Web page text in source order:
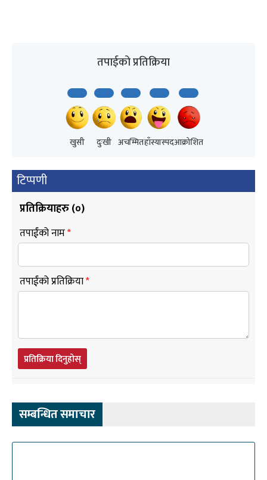
तपाईको प्रतिक्रिया
खुसी दुःखी अचम्मितहाँस्यास्पदआक्रोशित
टिप्पणी
प्रतिक्रियाहरु (०)
तपाईंको नाम*
तपाईंको प्रतिक्रिया*
प्रतिक्रिया दिनुहोस्
सम्बन्धित समाचार